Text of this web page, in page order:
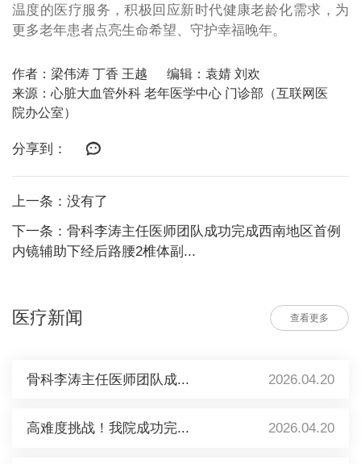
温度的医疗服务，积极回应新时代健康老龄化需求，为
更多老年患者点亮生命希望、守护幸福晚年。
作者：梁伟涛 丁香 王越
编辑：袁婧 刘欢
来源：心脏大血管外科 老年医学中心 门诊部（互联网医
院办公室）
分享到：
上一条：没有了
下一条：骨科李涛主任医师团队成功完成西南地区首例
内镜辅助下经后路腰2椎体副...
医疗新闻 查看更多
骨科李涛主任医师团队成... 2026.04.20
高难度挑战！我院成功完... 2026.04.20